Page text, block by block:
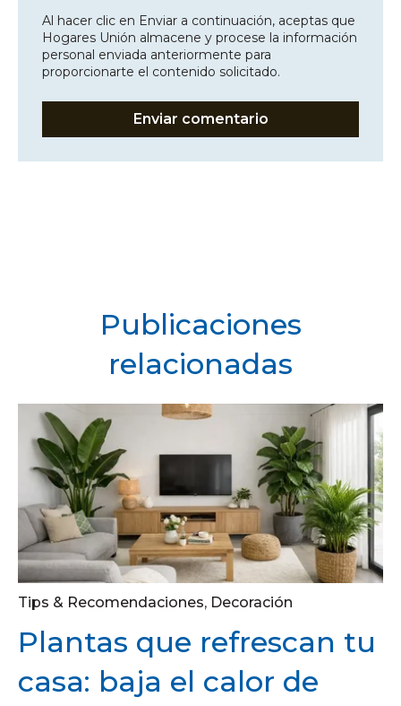
Al hacer clic en Enviar a continuación, aceptas que
Hogares Unión almacene y procese la información
personal enviada anteriormente para
proporcionarte el contenido solicitado.
Publicaciones
relacionadas
Tips & Recomendaciones, Decoración
Plantas que refrescan tu
casa: baja el calor de